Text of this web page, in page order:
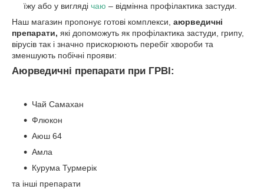
їжу або у вигляді чаю – відмінна профілактика застуди.
Наш магазин пропонує готові комплекси, аюрведичні
препарати, які допоможуть як профілактика застуди, грипу,
вірусів так і значно прискорюють перебіг хвороби та
зменшують побічні прояви:
Аюрведичні препарати при ГРВІ:
Чай Самахан
Флюкон
Аюш 64
Амла
Курума Турмерік
та інші препарати